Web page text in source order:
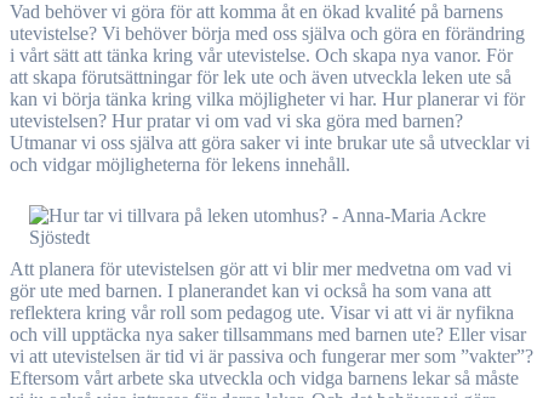
Vad behöver vi göra för att komma åt en ökad kvalité på barnens
utevistelse? Vi behöver börja med oss själva och göra en förändring
i vårt sätt att tänka kring vår utevistelse. Och skapa nya vanor. För
att skapa förutsättningar för lek ute och även utveckla leken ute så
kan vi börja tänka kring vilka möjligheter vi har. Hur planerar vi för
utevistelsen? Hur pratar vi om vad vi ska göra med barnen?
Utmanar vi oss själva att göra saker vi inte brukar ute så utvecklar vi
och vidgar möjligheterna för lekens innehåll.
Att planera för utevistelsen gör att vi blir mer medvetna om vad vi
gör ute med barnen. I planerandet kan vi också ha som vana att
reflektera kring vår roll som pedagog ute. Visar vi att vi är nyfikna
och vill upptäcka nya saker tillsammans med barnen ute? Eller visar
vi att utevistelsen är tid vi är passiva och fungerar mer som ”vakter”?
Eftersom vårt arbete ska utveckla och vidga barnens lekar så måste